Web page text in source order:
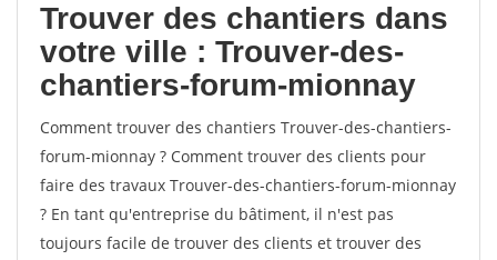
Trouver des chantiers dans
votre ville : Trouver-des-
chantiers-forum-mionnay
Comment trouver des chantiers Trouver-des-chantiers-
forum-mionnay ? Comment trouver des clients pour
faire des travaux Trouver-des-chantiers-forum-mionnay
? En tant qu'entreprise du bâtiment, il n'est pas
toujours facile de trouver des clients et trouver des